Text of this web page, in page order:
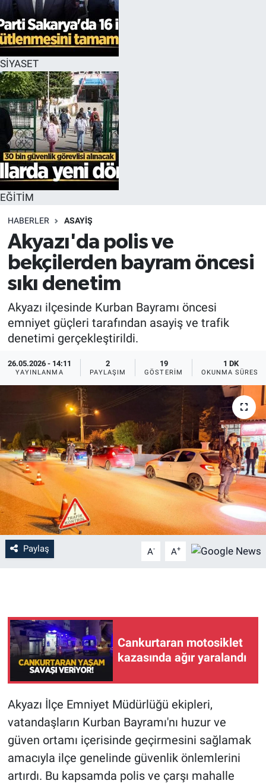
SİYASET
EĞİTİM
HABERLER ASAYİŞ
Akyazı'da polis ve
bekçilerden bayram öncesi
sıkı denetim
Akyazı ilçesinde Kurban Bayramı öncesi
emniyet güçleri tarafından asayiş ve trafik
denetimi gerçekleştirildi.
26.05.2026 - 14:11
YAYINLANMA
2
PAYLAŞIM
19
GÖSTERIM
1 DK
OKUNMA SÜRESI
Paylaş A- A+
Cankurtaran motosiklet
kazasında ağır yaralandı
Akyazı İlçe Emniyet Müdürlüğü ekipleri,
vatandaşların Kurban Bayramı'nı huzur ve
güven ortamı içerisinde geçirmesini sağlamak
amacıyla ilçe genelinde güvenlik önlemlerini
artırdı. Bu kapsamda polis ve çarşı mahalle
EĞİTİM
ÖZEL HABER
HALK54 PANORAMA